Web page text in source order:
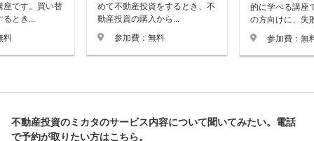
座です。買い替
るとき...
料
めて不動産投資をするとき、不
動産投資の購入から...
参加費：無料
的に学べる講座
の方向けに、失
参加費：無
不動産投資のミカタのサービス内容について聞いてみたい。 電話
で予約が取りたい方はこちら。